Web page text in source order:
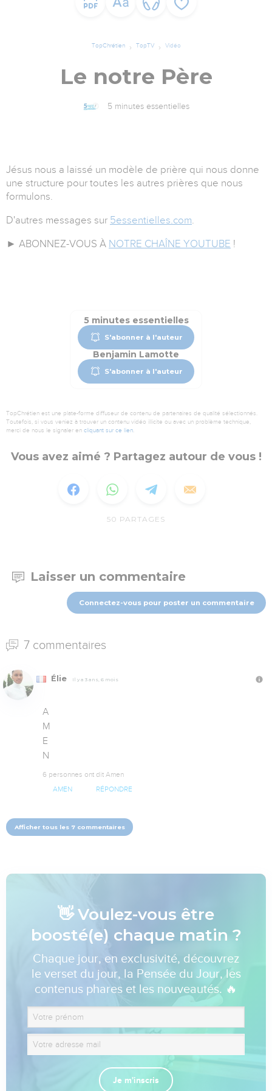
TopChrétien TopTV Vidéo
Le notre Père
5 minutes essentielles
Jésus nous a laissé un modèle de prière qui nous donne
une structure pour toutes les autres prières que nous
formulons.
D'autres messages sur 5essentielles.com.
► ABONNEZ-VOUS À NOTRE CHAÎNE YOUTUBE !
5 minutes essentielles
S'abonner à l'auteur
Benjamin Lamotte
S'abonner à l'auteur
TopChrétien est une plate-forme diffuseur de contenu de partenaires de qualité sélectionnés.
Toutefois, si vous veniez à trouver un contenu vidéo illicite ou avec un problème technique,
merci de nous le signaler en cliquant sur ce lien.
Vous avez aimé ? Partagez autour de vous !
50 PARTAGES
Laisser un commentaire
Connectez-vous pour poster un commentaire
7 commentaires
Élie Il y a 3 ans, 6 mois
A
M
E
N
6 personnes ont dit Amen
AMEN RÉPONDRE
Afficher tous les 7 commentaires
👋 Voulez-vous être
boosté(e) chaque matin ?
Chaque jour, en exclusivité, découvrez
le verset du jour, la Pensée du Jour, les
contenus phares et les nouveautés. 🔥
Je m'inscris